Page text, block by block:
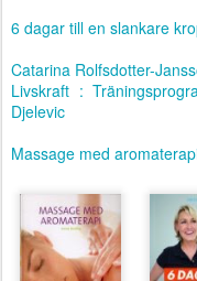
6 dagar till en slankare
Catarina Rolfsdotter-
Livskraft :
Djelevic
Massage med